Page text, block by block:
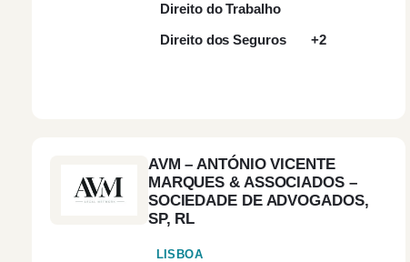
Direito do Trabalho
Direito dos Seguros
+2
AVM – ANTÓNIO VICENTE
MARQUES & ASSOCIADOS –
SOCIEDADE DE ADVOGADOS,
SP, RL
LISBOA